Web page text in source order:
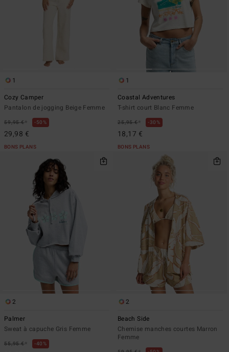
1
Cozy Camper
Pantalon de jogging Beige Femme
59,95 €* 50%
29,98 €
BONS PLANS
1
Coastal Adventures
T-shirt court Blanc Femme
25,95 €* 30%
18,17 €
BONS PLANS
2
Palmer
Sweat à capuche Gris Femme
55,95 €* 40%
2
Beach Side
Chemise manches courtes Marron
Femme